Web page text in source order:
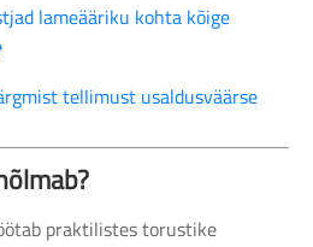
lameääriku kohta kõige
tellimust usaldusväärse
praktilistes torustike